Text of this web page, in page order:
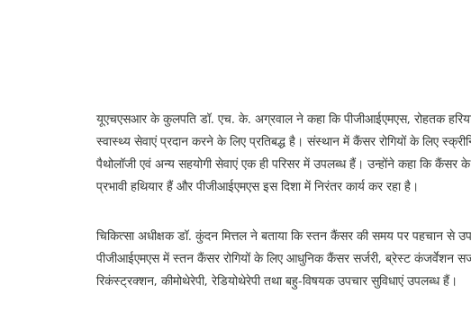
यूएचएसआर के कुलपति डॉ. एच. के. अग्रवाल ने कहा कि पीजीआईएमएस, रोहतक
स्वास्थ्य सेवाएं प्रदान करने के लिए प्रतिबद्ध है। संस्थान में कैंसर रोगियों के लिए
पैथोलॉजी एवं अन्य सहयोगी सेवाएं एक ही परिसर में उपलब्ध हैं। उन्होंने कहा कि
प्रभावी हथियार हैं और पीजीआईएमएस इस दिशा में निरंतर कार्य कर रहा है।
चिकित्सा अधीक्षक डॉ. कुंदन मित्तल ने बताया कि स्तन कैंसर की समय पर पहचान से
पीजीआईएमएस में स्तन कैंसर रोगियों के लिए आधुनिक कैंसर सर्जरी, ब्रेस्ट कंजर्वेशन
रिकंस्ट्रक्शन, कीमोथेरेपी, रेडियोथेरेपी तथा बहु-विषयक उपचार सुविधाएं उपलब्ध हैं।